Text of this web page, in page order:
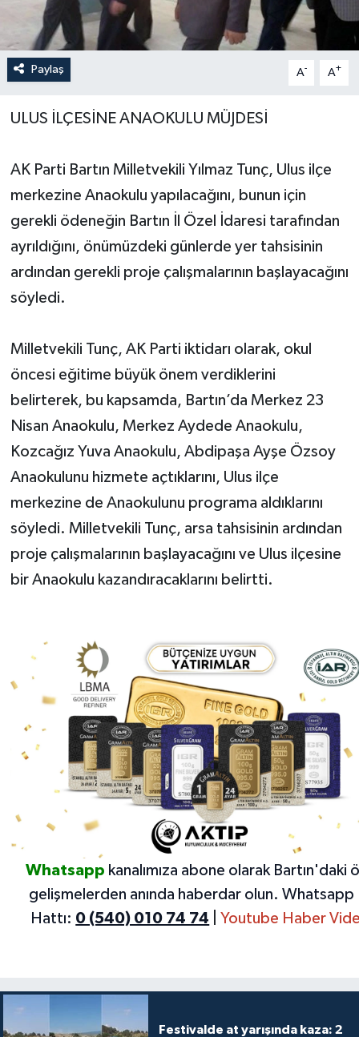
Paylaş A- A+
ULUS İLÇESİNE ANAOKULU MÜJDESİ
AK Parti Bartın Milletvekili Yılmaz Tunç, Ulus ilçe
merkezine Anaokulu yapılacağını, bunun için
gerekli ödeneğin Bartın İl Özel İdaresi tarafından
ayrıldığını, önümüzdeki günlerde yer tahsisinin
ardından gerekli proje çalışmalarının başlayacağını
söyledi.
Milletvekili Tunç, AK Parti iktidarı olarak, okul
öncesi eğitime büyük önem verdiklerini
belirterek, bu kapsamda, Bartın’da Merkez 23
Nisan Anaokulu, Merkez Aydede Anaokulu,
Kozcağız Yuva Anaokulu, Abdipaşa Ayşe Özsoy
Anaokulunu hizmete açtıklarını, Ulus ilçe
merkezine de Anaokulunu programa aldıklarını
söyledi. Milletvekili Tunç, arsa tahsisinin ardından
proje çalışmalarının başlayacağını ve Ulus ilçesine
bir Anaokulu kazandıracaklarını belirtti.
Whatsapp kanalımıza abone olarak Bartın'daki
gelişmelerden anında haberdar olun. Whatsapp
Hattı: 0 (540) 010 74 74 Youtube Haber
Festivalde at yarışında kaza: 2
Turizm
Yaşam
YEREL